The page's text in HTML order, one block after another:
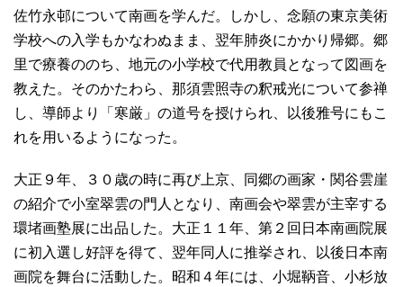
佐竹永邨について南画を学んだ。しかし、念願の東京美術
学校への入学もかなわぬまま、翌年肺炎にかかり帰郷。郷
里で療養ののち、地元の小学校で代用教員となって図画を
教えた。そのかたわら、那須雲照寺の釈戒光について参禅
し、導師より「寒厳」の道号を授けられ、以後雅号にもこ
れを用いるようになった。
大正９年、３０歳の時に再び上京、同郷の画家・関谷雲崖
の紹介で小室翠雲の門人となり、南画会や翠雲が主宰する
環堵画塾展に出品した。大正１１年、第２回日本南画院展
に初入選し好評を得て、翌年同人に推挙され、以後日本南
画院を舞台に活動した。昭和４年には、小堀鞆音、小杉放